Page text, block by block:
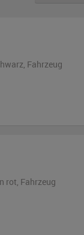
, Fahrzeug
rot, Fahrzeug